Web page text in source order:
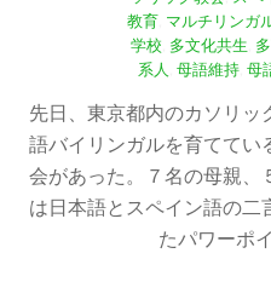
教育, マルチリンガ
学校 多文化共生
系人 ,母語維持 ,母
先日、東京都内のカソリッ
語バイリンガルを育ててい
会があった。７名の母親、
は日本語とスペイン語の
たパワーポ